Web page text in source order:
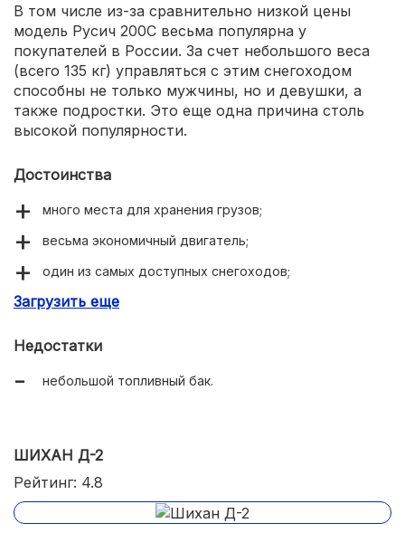
В том числе из-за сравнительно низкой цены
модель Русич 200C весьма популярна у
покупателей в России. За счет небольшого веса
(всего 135 кг) управляться с этим снегоходом
способны не только мужчины, но и девушки, а
также подростки. Это еще одна причина столь
высокой популярности.
Достоинства
много места для хранения грузов;
весьма экономичный двигатель;
один из самых доступных снегоходов;
современный дизайн экстерьера;
Загрузить еще
Недостатки
небольшой топливный бак.
ШИХАН Д-2
Рейтинг: 4.8